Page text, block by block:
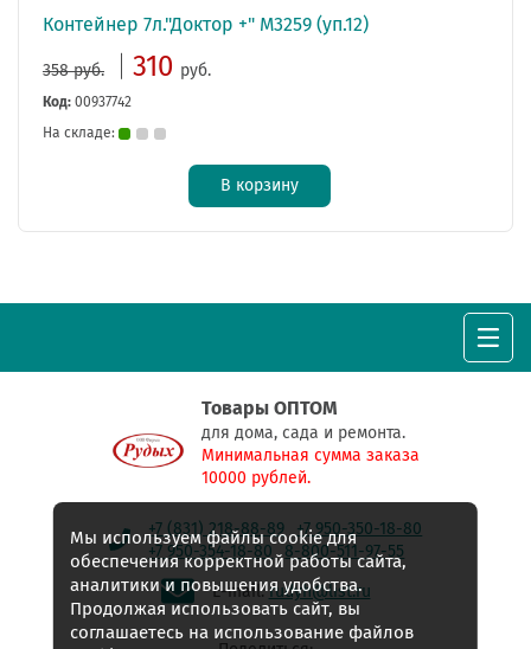
Контейнер 7л."Доктор +" М3259 (уп.12)
358 руб. 310 руб.
Код: 00937742
На складе:
В корзину
Товары ОПТОМ
для дома, сада и ремонта.
Минимальная сумма заказа
10000 рублей.
+7 (831) 218-88-89
+7 950-350-18-80
+7 950-354-18-80
8-800-511-97-55
E-mail:rudyh@list.ru
Мы используем файлы cookie для
обеспечения корректной работы сайта,
аналитики и повышения удобства.
Продолжая использовать сайт, вы
соглашаетесь на использование файлов